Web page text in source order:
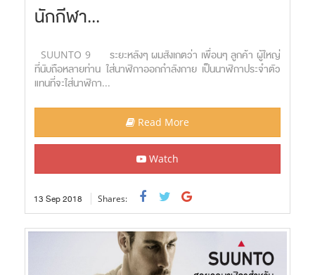
นักกีฬา...
SUUNTO 9 ระยะหลังๆ ผมสังเกตว่า เพื่อนๆ ลูกค้า ผู้ใหญ่
ที่นับถือหลายท่าน ใส่นาฬิกาออกกำลังกาย เป็นนาฬิกาประจำตัว
แทนที่จะใส่นาฬิกา...
Read More
Watch
13 Sep2018 Shares: